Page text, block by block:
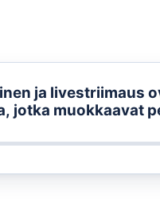
ja livestriimaus
jotka muokkaavat